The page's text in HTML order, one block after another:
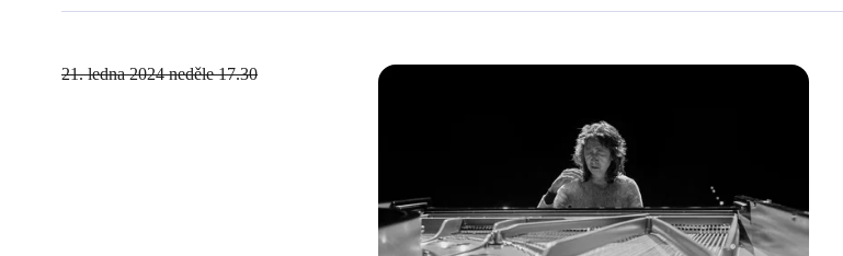
21. ledna 2024 neděle 17.30